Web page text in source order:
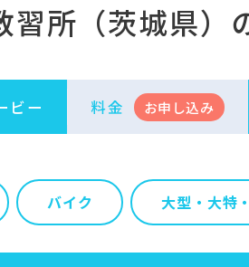
習所（茨城県）
ビー 料金 お申 し込み
バイク 大型・大特